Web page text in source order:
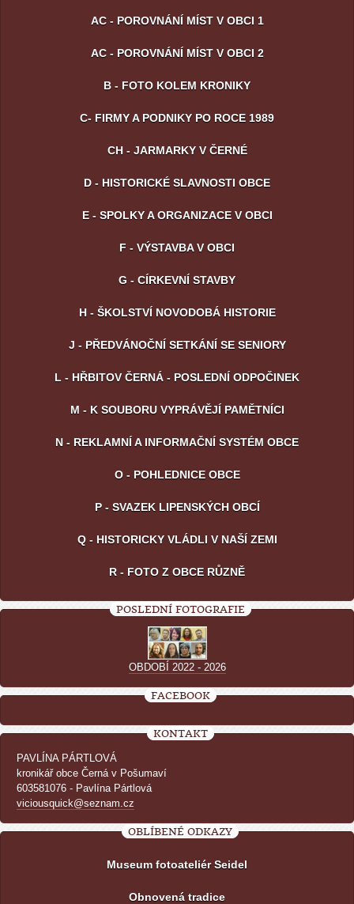
AC - POROVNÁNÍ MÍST V OBCI 1
AC - POROVNÁNÍ MÍST V OBCI 2
B - FOTO KOLEM KRONIKY
C- FIRMY A PODNIKY PO ROCE 1989
CH - JARMARKY V ČERNÉ
D - HISTORICKÉ SLAVNOSTI OBCE
E - SPOLKY A ORGANIZACE V OBCI
F - VÝSTAVBA V OBCI
G - CÍRKEVNÍ STAVBY
H - ŠKOLSTVÍ NOVODOBÁ HISTORIE
J - PŘEDVÁNOČNÍ SETKÁNÍ SE SENIORY
L - HŘBITOV ČERNÁ - POSLEDNÍ ODPOČINEK
M - K SOUBORU VYPRÁVĚJÍ PAMĚTNÍCI
N - REKLAMNÍ A INFORMAČNÍ SYSTÉM OBCE
O - POHLEDNICE OBCE
P - SVAZEK LIPENSKÝCH OBCÍ
Q - HISTORICKY VLÁDLI V NAŠÍ ZEMI
R - FOTO Z OBCE RŮZNĚ
POSLEDNÍ FOTOGRAFIE
OBDOBÍ 2022 - 2026
FACEBOOK
KONTAKT
PAVLÍNA PÁRTLOVÁ
kronikář obce Černá v Pošumaví
603581076 - Pavlína Pártlová
viciousquick@seznam.cz
OBLÍBENÉ ODKAZY
Museum fotoateliér Seidel
Obnovená tradice